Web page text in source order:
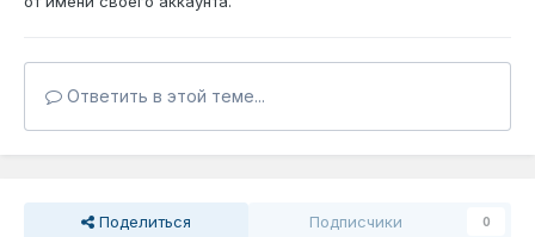
Ответить в этой теме...
Поделиться Подписчики 0